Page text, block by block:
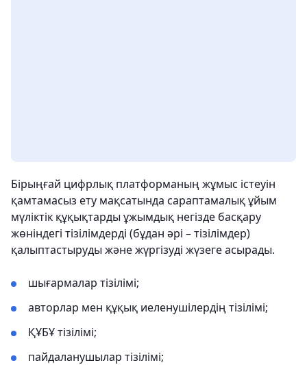
Бірыңғай цифрлық платформаның жұмыс істеуін
қамтамасыз ету мақсатында сараптамалық ұйым
мүліктік құқықтарды ұжымдық негізде басқару
жөніндегі тізілімдерді (бұдан әрі – тізілімдер)
қалыптастыруды және жүргізуді жүзеге асырады.
шығармалар тізілімі;
авторлар мен құқық иеленушілердің тізілімі;
ҚҰБҰ тізілімі;
пайдаланушылар тізілімі;